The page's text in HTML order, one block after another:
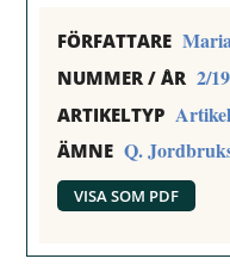
FÖRFATTARE
NUMMER / ÅR 2/
ARTIKELTYP Artikel
ÄMNE Q.
VISA SOM PDF